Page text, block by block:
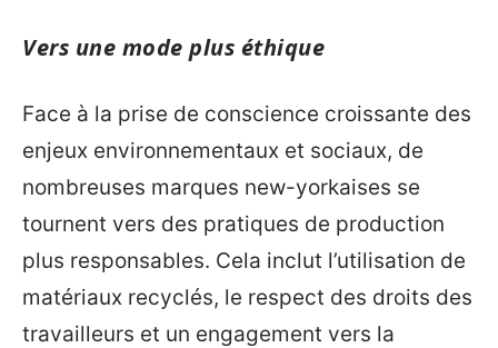
Vers une mode plus éthique
Face à la prise de conscience croissante des
enjeux environnementaux et sociaux, de
nombreuses marques new-yorkaises se
tournent vers des pratiques de production
plus responsables. Cela inclut l’utilisation de
matériaux recyclés, le respect des droits des
travailleurs et un engagement vers la